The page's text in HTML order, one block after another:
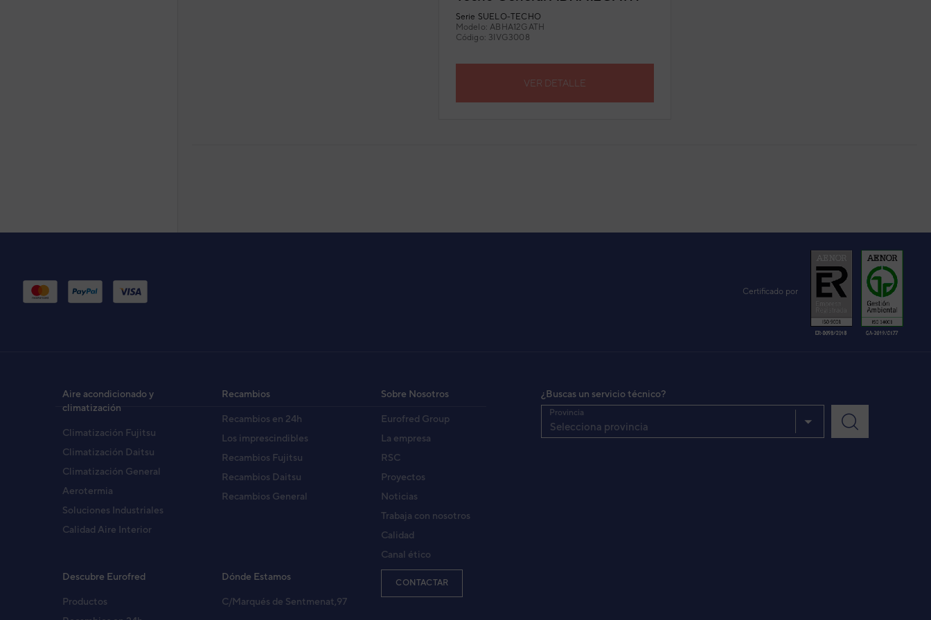
Serie SUELO-TECHO
Modelo:ABHA12GATH
Código: 3IVG3008
VER DETALLE
Certificado por
Aire acondicionado y
climatización
Climatización Fujitsu
Climatización Daitsu
Climatización General
Aerotermia
Soluciones Industriales
Calidad Aire Interior
Recambios
Recambios en 24h
Los imprescindibles
Recambios Fujitsu
Recambios Daitsu
Recambios General
Sobre Nosotros
Eurofred Group
La empresa
RSC
Proyectos
Noticias
Trabaja con nosotros
Calidad
Canal ético
Descubre Eurofred
Productos
Dónde Estamos
C/Marqués de Sentmenat,97
CONTACTAR
¿Buscas un servicio técnico?
Selecciona provincia
Provincia